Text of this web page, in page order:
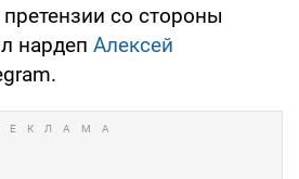
со стороны
нардеп Алексей